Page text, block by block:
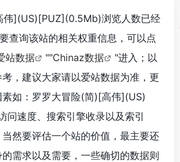
伟](US)[PUZ](0.5Mb)浏览人数已经
查询该站的相关权重信息，可以点
站数据 ""Chinaz数据
"进入；以
，建议大家请以爱站数据为准，更
如：罗罗大冒险(简)[高伟](US)
问速度、搜索引擎收录以及索引
然要评估一个站的价值，最主要还
需求以及需要，一些确切的数据则